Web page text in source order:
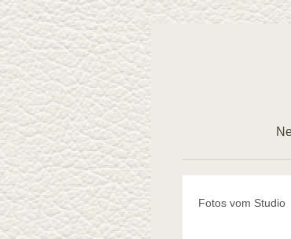
Fotos vom Studio